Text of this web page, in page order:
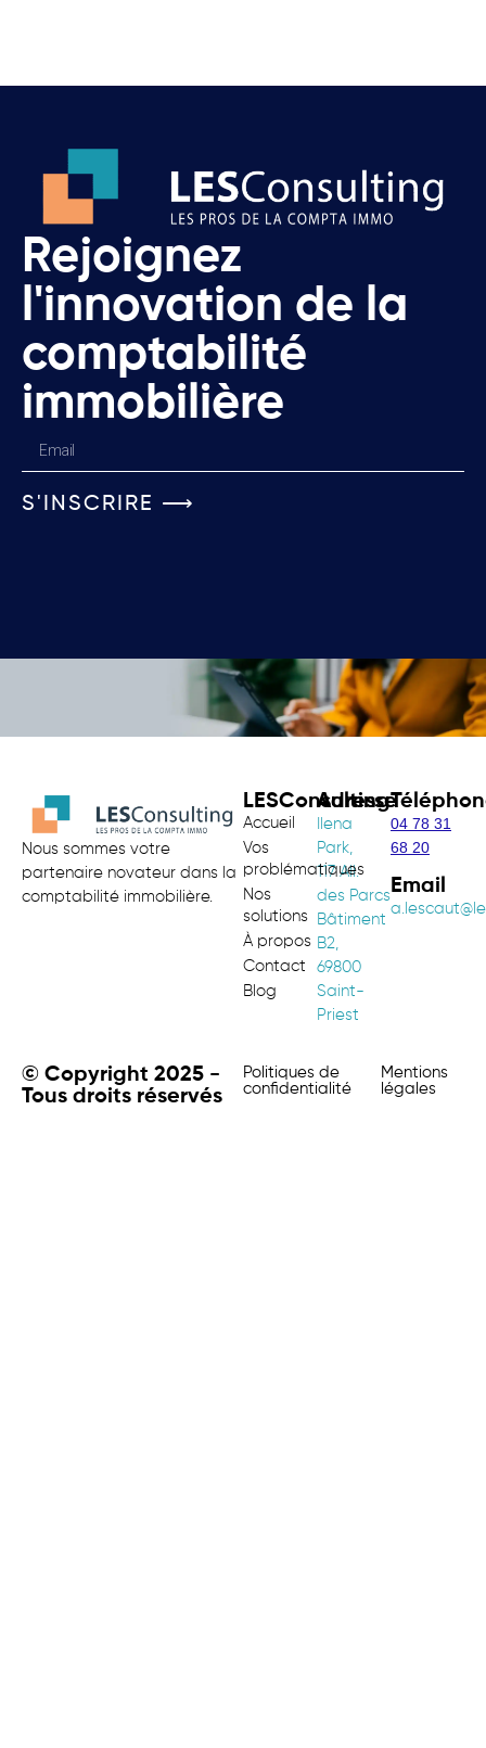
Rejoignez
l'innovation de la
comptabilité
immobilière
S'INSCRIRE ⟶
Nous sommes votre
partenaire novateur dans la
comptabilité immobilière.
LESConsulting
Accueil
Vos
problématiques
Nos
solutions
À propos
Contact
Blog
Adresse
Ilena
Park,
117 All.
des Parcs
Bâtiment
B2,
69800
Saint-
Priest
04 78 31
68 20
Email
© Copyright 2025 -
Tous droits réservés
Mentions
légales
Politiques de
confidentialité